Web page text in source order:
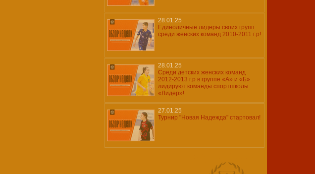
28.01.25
Единоличные лидеры своих групп
среди женских команд 2010-2011 г.р!
28.01.25
Среди детских женских команд
2012-2013 г.р в группе «А» и «Б»
лидируют команды спортшколы
«Лидер»!
27.01.25
Турнир "Новая Надежда" стартовал!